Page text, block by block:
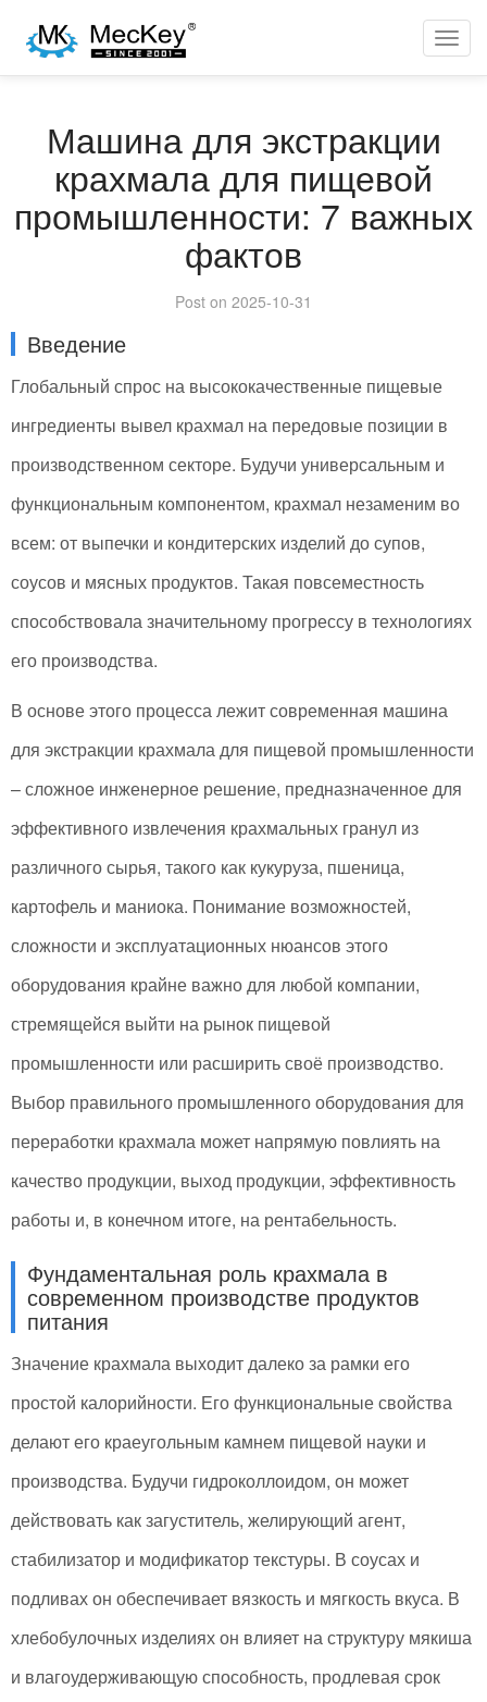
BACK
Машина для экстракции
крахмала для пищевой
промышленности: 7 важных
фактов
Post on 2025-10-31
Введение
Глобальный спрос на высококачественные пищевые
ингредиенты вывел крахмал на передовые позиции в
производственном секторе. Будучи универсальным и
функциональным компонентом, крахмал незаменим во
всем: от выпечки и кондитерских изделий до супов,
соусов и мясных продуктов. Такая повсеместность
способствовала значительному прогрессу в технологиях
его производства.
В основе этого процесса лежит современная машина
для экстракции крахмала для пищевой промышленности
– сложное инженерное решение, предназначенное для
эффективного извлечения крахмальных гранул из
различного сырья, такого как кукуруза, пшеница,
картофель и маниока. Понимание возможностей,
сложности и эксплуатационных нюансов этого
оборудования крайне важно для любой компании,
стремящейся выйти на рынок пищевой
промышленности или расширить своё производство.
Выбор правильного промышленного оборудования для
переработки крахмала может напрямую повлиять на
качество продукции, выход продукции, эффективность
работы и, в конечном итоге, на рентабельность.
Фундаментальная роль крахмала в
современном производстве продуктов
питания
Значение крахмала выходит далеко за рамки его
простой калорийности. Его функциональные свойства
делают его краеугольным камнем пищевой науки и
производства. Будучи гидроколлоидом, он может
действовать как загуститель, желирующий агент,
стабилизатор и модификатор текстуры. В соусах и
подливах он обеспечивает вязкость и мягкость вкуса. В
хлебобулочных изделиях он влияет на структуру мякиша
и влагоудерживающую способность, продлевая срок